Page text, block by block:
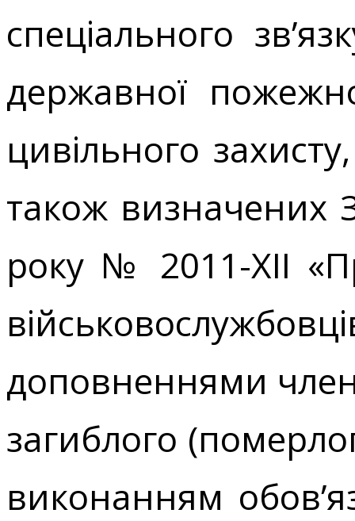
спеціального
державної
цивільного
також визначених
року № 2011-XII
доповненнями
загиблого
виконанням